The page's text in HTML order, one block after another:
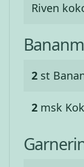
Riven
2 st
2 msk